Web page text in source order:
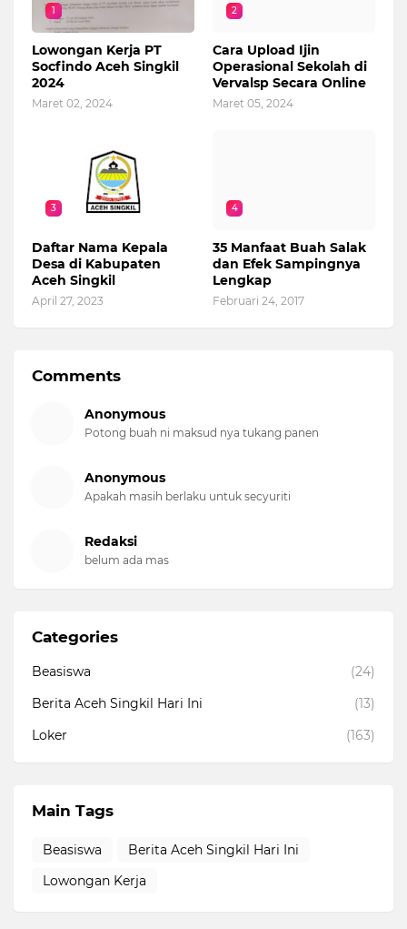
1
Lowongan Kerja PT
Socfindo Aceh Singkil
2024
Maret 02, 2024
2
Cara Upload Ijin
Operasional Sekolah di
Vervalsp Secara Online
Maret 05, 2024
3
Daftar Nama Kepala
Desa di Kabupaten
Aceh Singkil
April 27, 2023
4
35 Manfaat Buah Salak
dan Efek Sampingnya
Lengkap
Februari 24, 2017
Comments
Anonymous
Potong buah ni maksud nya tukang panen
Anonymous
Apakah masih berlaku untuk secyuriti
Redaksi
belum ada mas
Categories
Beasiswa
(24)
Berita Aceh Singkil Hari Ini
(13)
Loker
(163)
Main Tags
Beasiswa
Berita Aceh Singkil Hari Ini
Lowongan Kerja